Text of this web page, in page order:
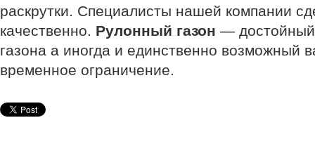
раскрутки. Специалисты нашей компании
качественно. Рулонный газон — достойный
газона а иногда и единственно возможный
временное ограничение.